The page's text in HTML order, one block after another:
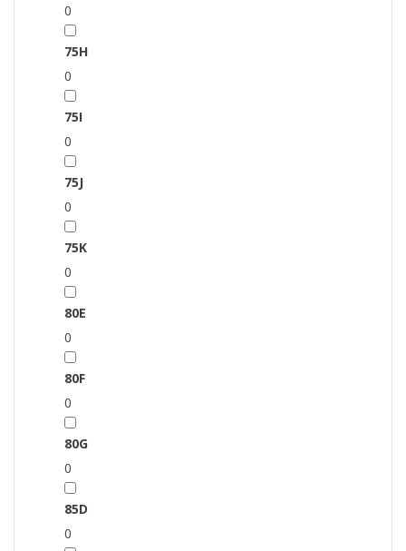
0
75H
0
75I
0
75J
0
75K
0
80E
0
80F
0
80G
0
85D
0